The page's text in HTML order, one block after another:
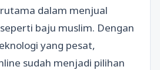
dalam menjual
baju muslim. Dengan
yang pesat,
sudah menjadi pilihan